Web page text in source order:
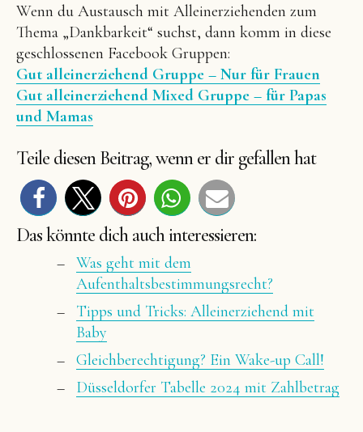
Wenn du Austausch mit Alleinerziehenden zum
Thema „Dankbarkeit“ suchst, dann komm in diese
geschlossenen Facebook Gruppen:
Gut alleinerziehend Gruppe – Nur für Frauen
Gut alleinerziehend Mixed Gruppe – für Papas
und Mamas
Teile diesen Beitrag, wenn er dir gefallen hat
Das könnte dich auch interessieren:
Was geht mit dem
Aufenthaltsbestimmungsrecht?
Tipps und Tricks: Alleinerziehend mit
Baby
Gleichberechtigung? Ein Wake-up Call!
Düsseldorfer Tabelle 2024 mit Zahlbetrag